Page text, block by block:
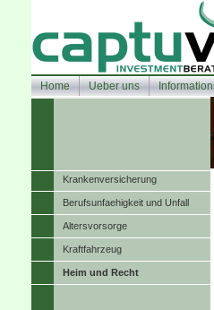
Home Ueber uns
Kranken­ver­si­che­rung
Berufsunfaehigkeit und Unfall
Alters­vorsorge
Kraftfahrzeug
Heim und Recht